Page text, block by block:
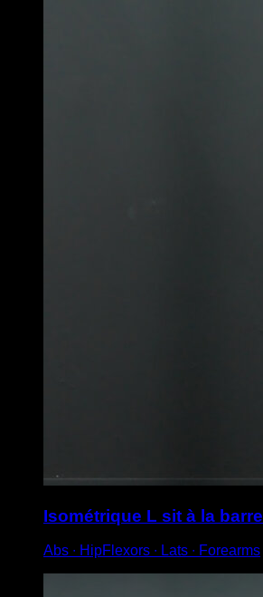
Isométrique L sit à la barre
Abs ∙ HipFlexors ∙ Lats ∙ Forearms